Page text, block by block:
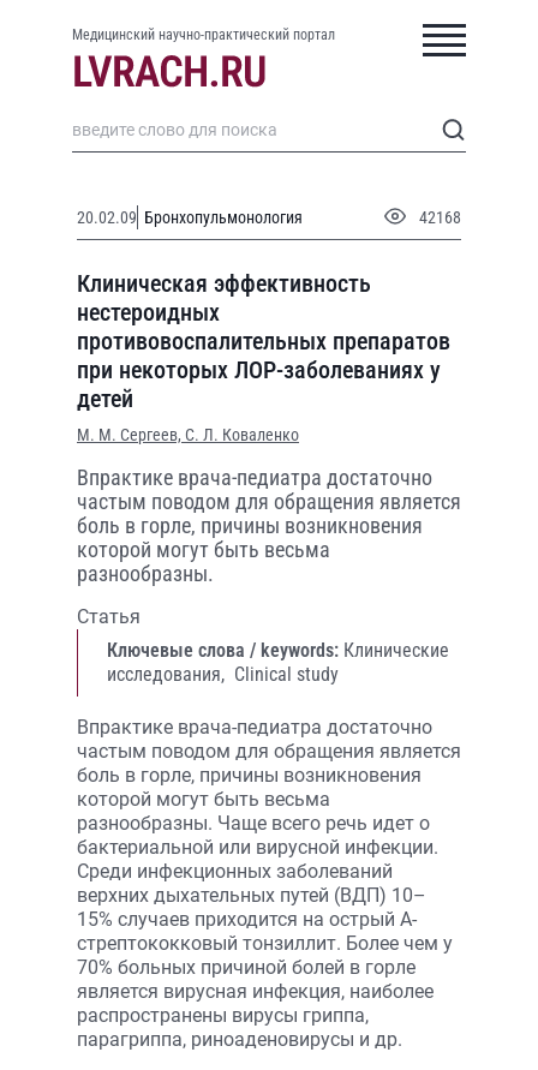
Медицинский научно-практический портал
20.02.09 Бронхопульмонология 42168
Клиническая эффективность
нестероидных
противовоспалительных препаратов
при некоторых ЛОР-заболеваниях у
детей
М. М. Сергеев, С. Л. Коваленко
Впрактике врача-педиатра достаточно
частым поводом для обращения является
боль в горле, причины возникновения
которой могут быть весьма
разнообразны.
Статья
Ключевые слова / keywords: Клинические
исследования, Clinical study
Впрактике врача-педиатра достаточно
частым поводом для обращения является
боль в горле, причины возникновения
которой могут быть весьма
разнообразны. Чаще всего речь идет о
бактериальной или вирусной инфекции.
Среди инфекционных заболеваний
верхних дыхательных путей (ВДП) 10–
15% случаев приходится на острый А-
стрептококковый тонзиллит. Более чем у
70% больных причиной болей в горле
является вирусная инфекция, наиболее
распространены вирусы гриппа,
парагриппа, риноаденовирусы и др.